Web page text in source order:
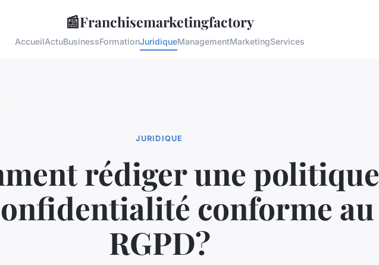
📰Franchisemarketingfactory
AccueilActuBusinessFormationJuridiqueManagementMarketingServices
JURIDIQUE
rédiger une politique
conforme au
RGPD?